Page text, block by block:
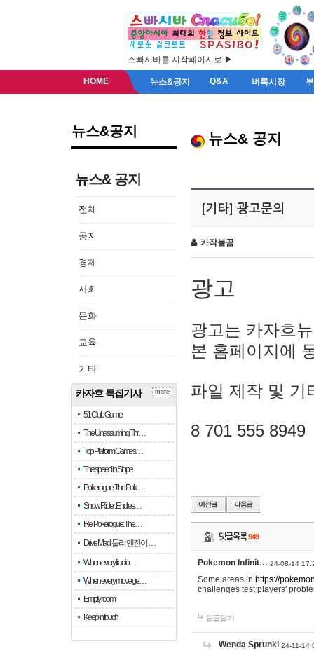
스빠시바를 시작페이지로 ▶
HOME 뉴스&공지 Q&A 벼룩시장
뉴스&공지
뉴스& 공지
전체
공지
경제
사회
문화
교육
기타
카자흐 특집기사
51 Club Game
The Unassuming Thr…
Top Platform Games…
The speed in Slope
Pokerogue: The Pok…
Snow Rider: Endles…
Re: Pokerogue: The…
Drive Mad: 물리 엔진이 …
When every fractio…
When every move ge…
Empty room
Keep in touch
more
뉴스& 공지
[기타] 광고문의
카작불곰
광고
광고는 카자흐
본 홈페이지에
파일 제작 및 기
8 701 555 8949
댓글목록949
Pokemon Infinit… 24-08-14
Some areas in https://
challenges test players'
답글달기
Wenda Sprunki 24-11-14